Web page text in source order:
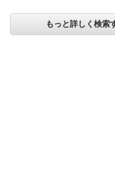
もっと詳しく検索